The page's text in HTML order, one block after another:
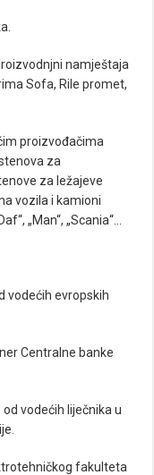
namještaja
Sofa, Rile promet,
proizvođačima
za
za ležajeve
vozila i kamioni
„Man“, „Scania“…
vodećih evropskih
Centralne banke
od vodećih liječnika u
fakulteta